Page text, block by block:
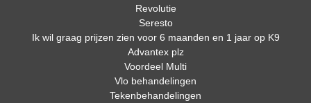
Revolutie
Seresto
Ik wil graag prijzen zien voor 6 maanden en 1 jaar op K9
Advantex plz
Voordeel Multi
Vlo behandelingen
Tekenbehandelingen